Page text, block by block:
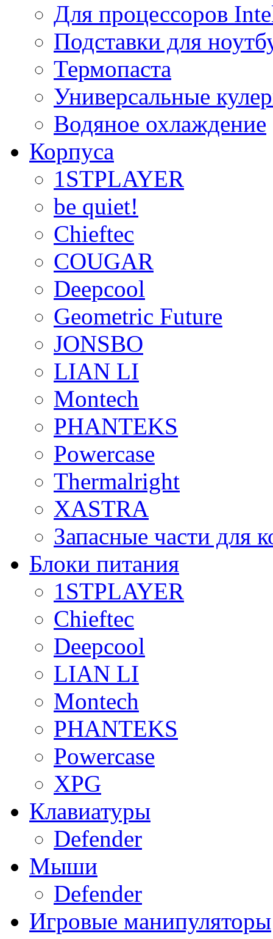
Для процессоров
Подставки для
Термопаста
Универсальные
Водяное охлаждение
Корпуса
1STPLAYER
be quiet!
Chieftec
COUGAR
Deepcool
Geometric Future
JONSBO
LIAN LI
Montech
PHANTEKS
Powercase
Thermalright
XASTRA
Запасные части для
Блоки питания
1STPLAYER
Chieftec
Deepcool
LIAN LI
Montech
PHANTEKS
Powercase
XPG
Клавиатуры
Defender
Мыши
Defender
Игровые манипуляторы